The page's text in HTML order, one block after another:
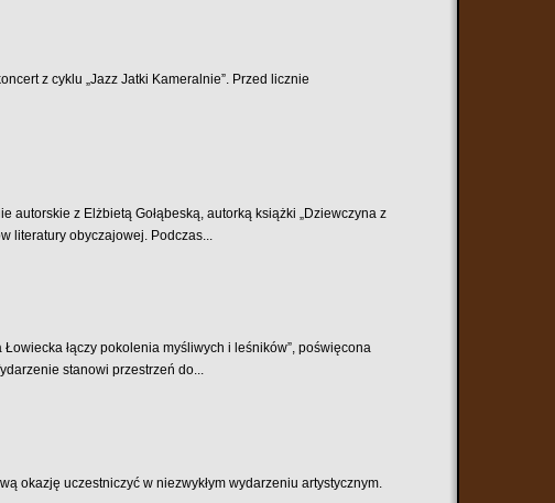
z cyklu „Jazz Jatki Kameralnie”. Przed licznie
autorskie z Elżbietą Gołąbeską, autorką książki „Dziewczyna z
literatury obyczajowej. Podczas...
łączy pokolenia myśliwych i leśników”, poświęcona
stanowi przestrzeń do...
okazję uczestniczyć w niezwykłym wydarzeniu artystycznym.